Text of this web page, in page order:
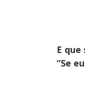
E
“Se